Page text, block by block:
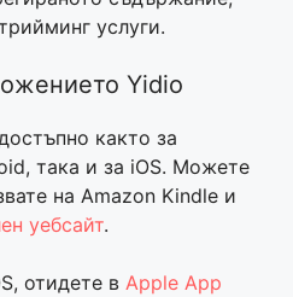
услуги.
Yidio
както за
така и за iOS. Можете
на Amazon Kindle и
уебсайт.
отидете в Apple App